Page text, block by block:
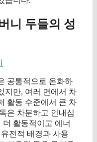
니 두들의 성
공통적으로 온화하
지만, 여러 면에서 차
활동 수준에서 큰 차
은 차분하고 인내심
활동적이고 에너
전적 배경과 사용